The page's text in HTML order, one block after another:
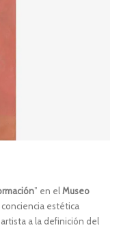
” en elMuseo
estética
a la definición del